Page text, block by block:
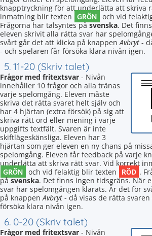
knapptryckning för att underlätta att skriva
inmatning blir texten GRÖN och vid
Frågorna har talsyntes påsvenska. Det
eleven skrivit alla rätta svar har
svårt går det att klicka på knappenAvbryt -
- och spelaren får försöka klara nivån igen.
5. 11-20 (Skriv talet)
Frågor med fritextsvar - Nivån
innehåller 10 frågor och alla tränas
varje spelomgång. Eleven måste
skriva det rätta svaret helt själv och
har 4 hjärtan (extra försök) på sig att
skriva rätt ord eller mening i varje
uppgifts textfält. Svaren är inte
skiftlägeskänsliga. Eleven har 3
hjärtan som ger eleven en ny chans på
spelomgång. Eleven får feedback på varje
underlätta att skriva rätt svar. Vid korrekt
GRÖN och vid felaktig blir texten RÖD .
påsvenska. Det finns ingen tidsgräns. När
svar har spelomgången klarats. Är det för
på knappenAvbryt - då visas de rätta
försöka klara nivån igen.
6. 0-20 (Skriv talet)
Frågor med fritextsvar - Nivån